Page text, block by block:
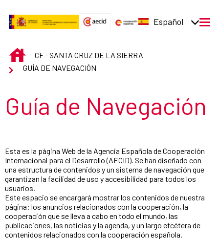
Español
INICIOCF - SANTA CRUZ DE LA SIERRA
GUÍA DE NAVEGACIÓN
Título de la sección
Guía de Navegación
Esta es la página Web de la Agencia Española de Cooperación
Internacional para el Desarrollo (AECID). Se han diseñado con
una estructura de contenidos y un sistema de navegación que
garantizan la facilidad de uso y accesibilidad para todos los
usuarios.
Este espacio se encargará mostrar los contenidos de nuestra
página: los anuncios relacionados con la cooperación, la
cooperación que se lleva a cabo en todo el mundo, las
publicaciones, las noticias y la agenda, y un largo etcétera de
contenidos relacionados con la cooperación española.